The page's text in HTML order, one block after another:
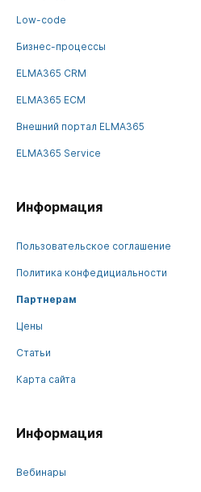
Low-code
Бизнес-процессы
ELMA365 CRM
ELMA365 ECM
Внешний портал ELMA365
ELMA365 Service
Информация
Пользовательское соглашение
Политика конфедициальности
Партнерам
Цены
Статьи
Карта сайта
Информация
Вебинары